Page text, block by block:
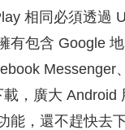
相同必須透過
有包含 Google 地
Messenger
，廣大 Android
能，還不趕快去下